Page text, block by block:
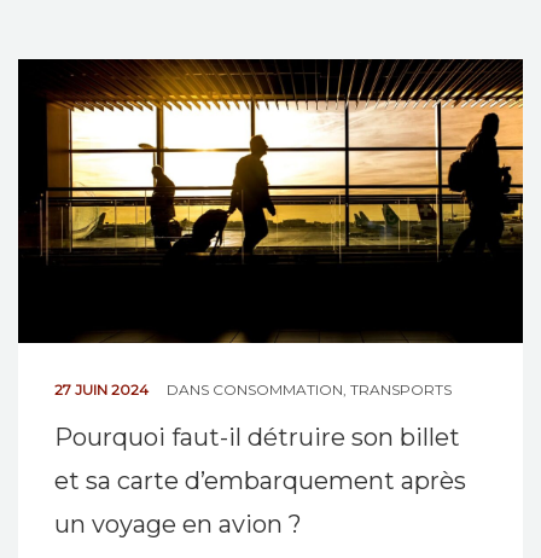
NOS ACTIONS
CONTACT
27 JUIN 2024 DANS CONSOMMATION TRANSPORTS
Pourquoi faut-il détruire son billet
et sa carte d’embarquement après
un voyage en avion ?